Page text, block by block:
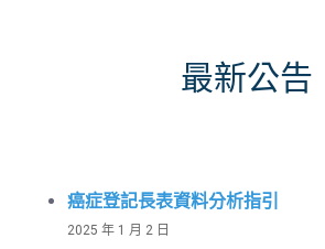
最新公告
癌症登記長表資料分析指引
2025 年 1 月 2 日